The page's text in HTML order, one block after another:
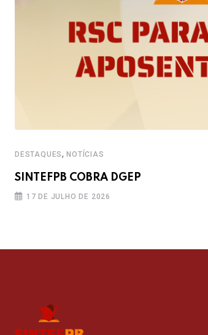
DESTAQUES,NOTÍCIAS
SINTEFPB COBRA DGEP
17 DE JULHO DE 2026